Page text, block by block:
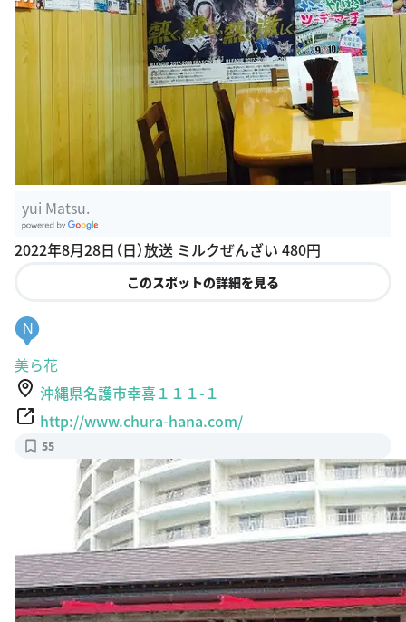
yui Matsu.
oogle Plac
2022年8月28日（日）放送 ミルクぜんざい 480円
このスポットの詳細を見る
N
美ら花
沖縄県名護市幸喜１１１-１
http://www.chura-hana.com/
55